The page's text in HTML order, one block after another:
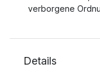
verborgene
Details